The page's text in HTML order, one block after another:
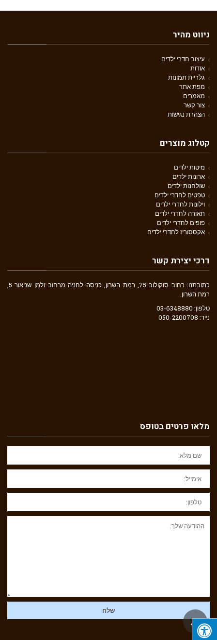
ניווט מהיר
עיצוב חדרי ילדים
אודות
גלריית תמונות
מפת אתר
מאמרים
צור קשר
הצהרת נגישות
קטלוג מוצרים
מיטות ילדים
ארונות ילדים
שולחנות ילדים
טפטים לחדרי ילדים
וילונות לחדרי ילדים
תאורה לחדרי ילדים
פופים לחדרי ילדים
אקססוריז לחדרי ילדים
דרכי יצירת קשר
כתובתנו: רחוב סוקולוב 75, רמת השרון, כניסה לחניה מרחוב זלמן שניאור 5,
רמת השרון.
טלפון: 03-6348880
נייד: 050-2200708
מלאו פרטים בטופס
שם
מלא:
אימייל:
טלפון:
ההודעה
שלך:
שלח גלילה